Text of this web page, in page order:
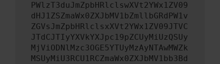
PWlzT3duJmZpbHRlclswXVt2YWx1ZV09
dHJ1ZSZmaWx0ZXJbMV1bZmllbGRdPW1v
ZGVsJmZpbHRlclsxXVt2YWx1ZV09JTVC
JTdCJTIyYXVkYXJpc19pZCUyMiUzQSUy
MjViODNlMzc3OGE5YTUyMzAyNTAwMWZk
MSUyMiU3RCU1RCZmaWx0ZXJbMV1bb3Bd